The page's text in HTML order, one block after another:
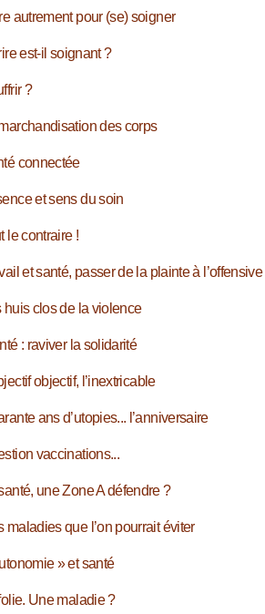
autrement pour (se) soigner
est-il soignant ?
?
des corps
connectée
et sens du soin
le contraire !
et santé, passer de la plainte à l’offensive
huis clos de la violence
: raviver la solidarité
objectif, l’inextricable
ans d’utopies... l’anniversaire
vaccinations...
une Zone A défendre ?
maladies que l’on pourrait éviter
» et santé
Une maladie ?